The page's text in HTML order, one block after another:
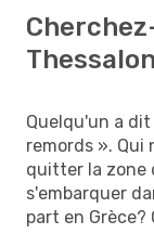
Quelqu'un a
remords ». Qui
quitter la zone
s'embarquer
part en